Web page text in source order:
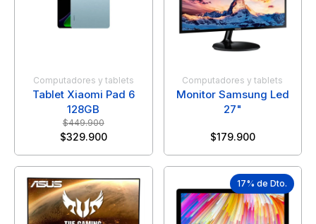
Computadores y tablets
Tablet Xiaomi Pad 6
128GB
$449.900
$329.900
Computadores y tablets
Monitor Samsung Led
27"
$179.900
17% de Dto.